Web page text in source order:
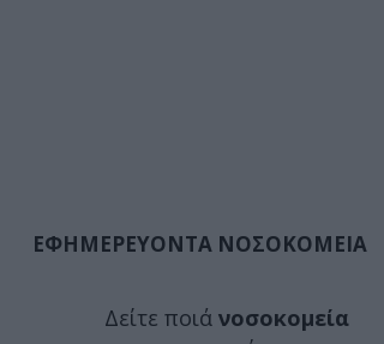
ΕΦΗΜΕΡΕΥΟΝΤΑ ΝΟΣΟΚΟΜΕΙΑ
Δείτε ποιά νοσοκομεία